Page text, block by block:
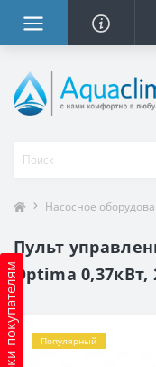
Подарки покупателям
Насосное
Пульт
Optima 0,37кВт,
Популярный